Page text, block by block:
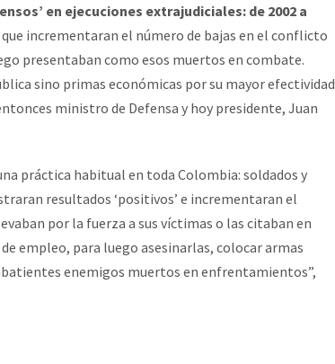
en ejecuciones extrajudiciales: de 2002 a
incrementaran el número de bajas en el conflicto
presentaban como esos muertos en combate.
sino primas económicas por su mayor efectividad
ministro de Defensa y hoy presidente, Juan
práctica habitual en toda Colombia: soldados y
resultados ‘positivos’ e incrementaran el
por la fuerza a sus víctimas o las citaban en
empleo, para luego asesinarlas, colocar armas
enemigos muertos en enfrentamientos”,